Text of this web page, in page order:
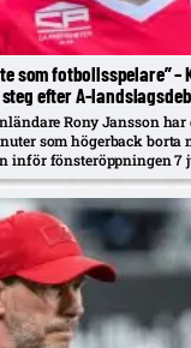
som fotbollsspelare” –
efter A-
Rony Jansson har
som högerback borta
inför fönsteröppningen 7
i genrepet innan